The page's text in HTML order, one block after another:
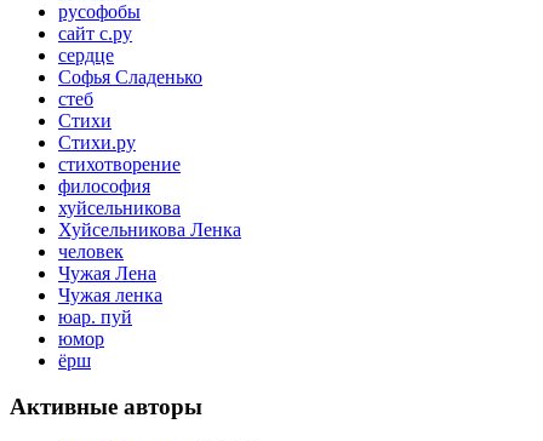
русофобы
сайт с.ру
сердце
Софья Сладенько
стеб
Стихи
Стихи.ру
стихотворение
философия
хуйсельникова
Хуйсельникова Ленка
человек
Чужая Лена
Чужая ленка
юар. пуй
юмор
ёрш
Активные авторы